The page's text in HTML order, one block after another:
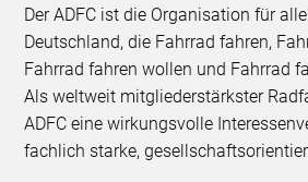
Der ADFC ist die Organisation für
Deutschland, die Fahrrad fahren,
Fahrrad fahren wollen und Fahrrad
Als weltweit mitgliederstärkster
ADFC eine wirkungsvolle
fachlich starke,